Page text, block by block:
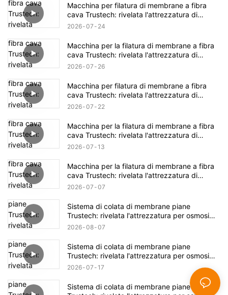
Macchina per filatura di membrane a fibra
cava Trustech: rivelata l'attrezzatura di
filatura TIPS (16)
2026 07 24
Macchina per la filatura di membrane a fibra
cava Trustech: rivelata l'attrezzatura di
filatura NIPS (18)
2026 07 26
Macchina per filatura di membrane a fibra
cava Trustech: rivelata l'attrezzatura di
filatura NIPS (17)
2026 07 22
Macchina per la filatura di membrane a fibra
cava Trustech: rivelata l'attrezzatura di
filatura NIPS (16)
2026 07 13
Macchina per la filatura di membrane a fibra
cava Trustech: rivelata l'attrezzatura di
filatura NIPS (15)
2026 07 07
Sistema di colata di membrane piane
Trustech: rivelata l'attrezzatura per osmosi
inversa (XVI)
2026 08 07
Sistema di colata di membrane piane
Trustech: rivelata l'attrezzatura per osmosi
inversa (XIV)
2026 07 17
Sistema di colata di membrane piane